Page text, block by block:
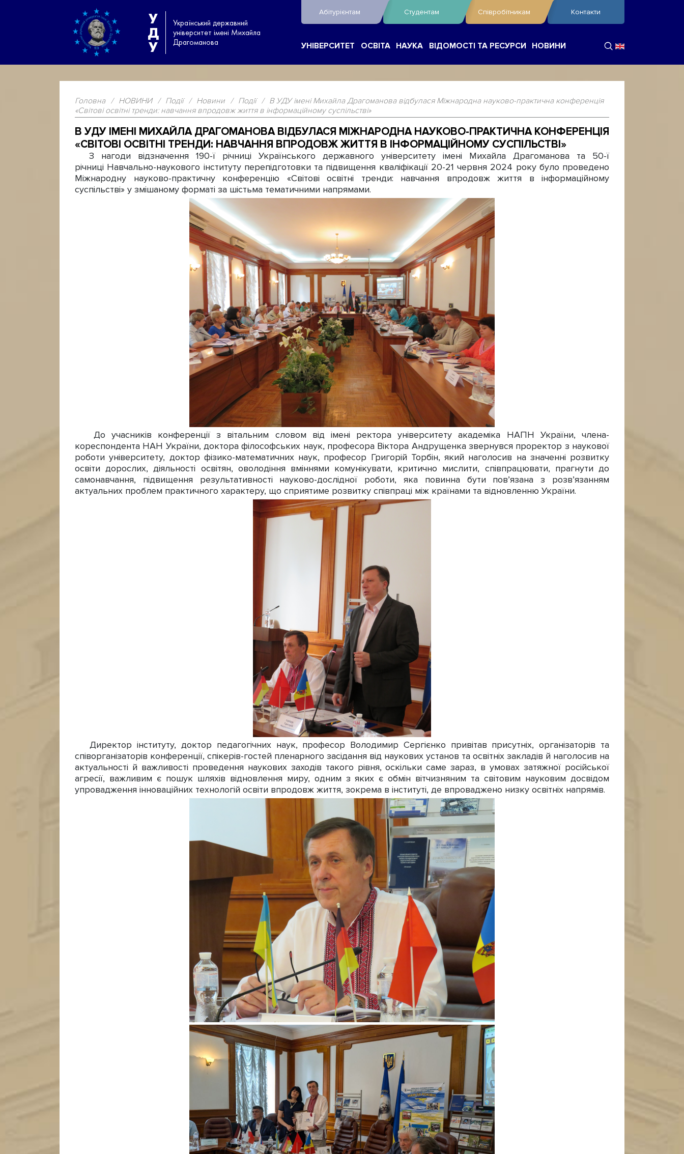
У
Д
У
Український державний
університет імені Михайла
Драгоманова
Абітурієнтам Студентам Співробітникам Контакти
УНІВЕРСИТЕТ ОСВІТА НАУКА ВІДОМОСТІ ТА РЕСУРСИ НОВИНИ
Головна / НОВИНИ / Події / Новини / Події / В УДУ імені Михайла Драгоманова відбулася Міжнародна науково-практична конференція
«Світові освітні тренди: навчання впродовж життя в інформаційному суспільстві»
В УДУ ІМЕНІ МИХАЙЛА ДРАГОМАНОВА ВІДБУЛАСЯ МІЖНАРОДНА НАУКОВО-ПРАКТИЧНА КОНФЕРЕНЦІЯ
«СВІТОВІ ОСВІТНІ ТРЕНДИ: НАВЧАННЯ ВПРОДОВЖ ЖИТТЯ В ІНФОРМАЦІЙНОМУ СУСПІЛЬСТВІ»
З нагоди відзначення 190-ї річниці Українського державного університету імені Михайла Драгоманова та 50-ї
річниці Навчально-наукового інституту перепідготовки та підвищення кваліфікації 20-21 червня 2024 року було проведено
Міжнародну науково-практичну конференцію «Світові освітні тренди: навчання впродовж життя в інформаційному
суспільстві» у змішаному форматі за шістьма тематичними напрямами.
До учасників конференції з вітальним словом від імені ректора університету академіка НАПН України, члена-
кореспондента НАН України, доктора філософських наук, професора Віктора Андрущенка звернувся проректор з наукової
роботи університету, доктор фізико-математичних наук, професор Григорій Торбін, який наголосив на значенні розвитку
освіти дорослих, діяльності освітян, оволодіння вміннями комунікувати, критично мислити, співпрацювати, прагнути до
самонавчання, підвищення результативності науково-дослідної роботи, яка повинна бути пов’язана з розв’язанням
актуальних проблем практичного характеру, що сприятиме розвитку співпраці між країнами та відновленню України.
Директор інституту, доктор педагогічних наук, професор Володимир Сергієнко привітав присутніх, організаторів та
співорганізаторів конференції, спікерів-гостей пленарного засідання від наукових установ та освітніх закладів й наголосив на
актуальності й важливості проведення наукових заходів такого рівня, оскільки саме зараз, в умовах затяжної російської
агресії, важливим є пошук шляхів відновлення миру, одним з яких є обмін вітчизняним та світовим науковим досвідом
упровадження інноваційних технологій освіти впродовж життя, зокрема в інституті, де впроваджено низку освітніх напрямів.